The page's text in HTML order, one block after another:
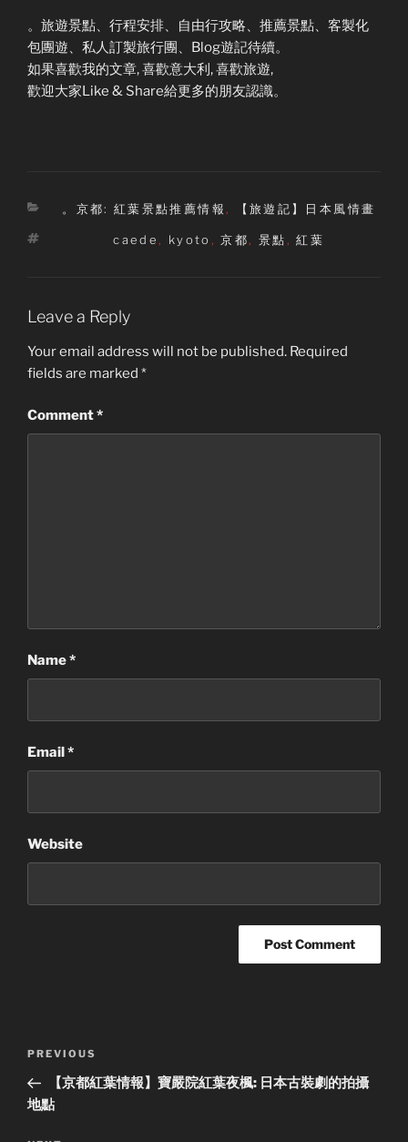
。旅遊景點、行程安排、自由行攻略、推薦景點、客製化
包團遊、私人訂製旅行團、Blog遊記待續。
如果喜歡我的文章, 喜歡意大利, 喜歡旅遊,
歡迎大家Like & Share給更多的朋友認識。
Categories
。京都: 紅葉景點推薦情報, 【旅遊記】日本風情畫
Tags
caede, kyoto ,京都, 景點,紅葉
Leave a Reply
Your email address will not be published. Required
fields are marked *
Comment*
Name*
Email *
Website
navigation
Previous
Post
PREVIOUS
【京都紅葉情報】寶嚴院紅葉夜楓: 日本古裝劇的拍攝
地點